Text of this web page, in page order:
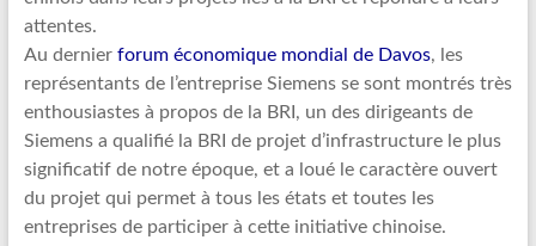
attentes.
Au dernier forum économique mondial de Davos, les
représentants de l’entreprise Siemens se sont montrés très
enthousiastes à propos de la BRI, un des dirigeants de
Siemens a qualifié la BRI de projet d’infrastructure le plus
significatif de notre époque, et a loué le caractère ouvert
du projet qui permet à tous les états et toutes les
entreprises de participer à cette initiative chinoise.